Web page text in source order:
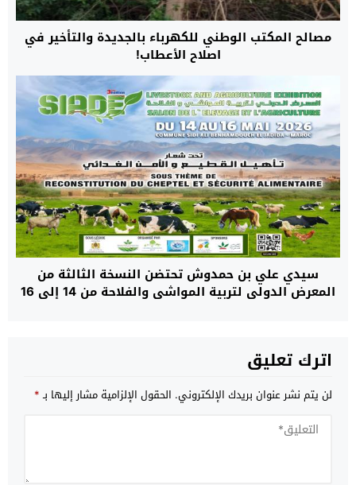
مصالح المكتب الوطني للكهرباء بالجديدة والتأخير في
اصلاح الأعطاب!
سيدي علي بن حمدوش تحتضن النسخة الثالثة من
المعرض الدولي لتربية المواشي والفلاحة من 14 إلى 16
اترك تعليق
لن يتم نشر عنوان بريدك الإلكتروني. الحقول الإلزامية مشار إليها بـ*